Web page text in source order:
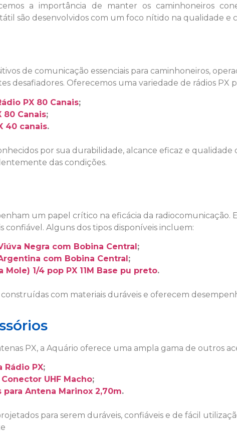
a importância de manter os caminhoneiros
são desenvolvidos com um foco nítido na qualidade e
de comunicação essenciais para caminhoneiros,
desafiadores. Oferecemos uma variedade de rádios PX
PX 80 Canais;
80 Canais;
40 canais.
por sua durabilidade, alcance eficaz e
das condições.
um papel crítico na eficácia da radiocomunicação.
confiável. Alguns dos tipos disponíveis incluem:
Negra com Bobina Central ;
com Bobina Central ;
Mole) 1/4 pop PX 11M Base pu preto.
construídas com materiais duráveis e oferecem
PX, a Aquário oferece uma ampla gama de outros
Rádio PX;
Conector UHF Macho;
Antena Marinox 2,70m.
para serem duráveis, confiáveis e de fácil